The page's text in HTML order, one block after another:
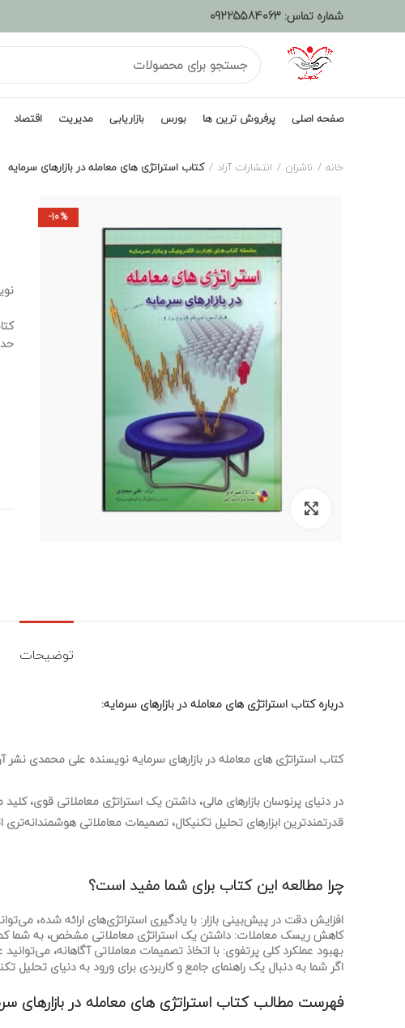
شماره تماس: 09225584063
صفحه اصلی پرفروش ترین ها بورس بازاریابی مدیریت اقتصاد
خانه ناشران انتشارات آراد کتاب استراتژی های معامله در بازارهای سرمایه
-10%
برای بزرگنمایی کلیک کنید
توضیحات
درباره کتاب استراتژی های معامله در بازارهای سرمایه:
کتاب استراتژی های معامله در بازارهای سرمایه نویسنده علی محمدی نشر
در دنیای پرنوسان بازارهای مالی، داشتن یک استراتژی معاملاتی قوی،
قدرتمندترین ابزارهای تحلیل تکنیکال، تصمیمات معاملاتی هوشمندانه‌تری
چرا مطالعه این کتاب برای شما مفید است؟
افزایش دقت در پیش‌بینی بازار: با یادگیری استراتژی‌های ارائه شده،
کاهش ریسک معاملات: داشتن یک استراتژی معاملاتی مشخص، به شما
بهبود عملکرد کلی پرتفوی: با اتخاذ تصمیمات معاملاتی آگاهانه،
اگر شما به دنبال یک راهنمای جامع و کاربردی برای ورود به دنیای
فهرست مطالب کتاب استراتژی های معامله در بازارهای